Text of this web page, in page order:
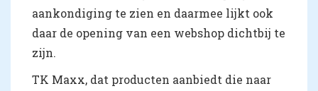
aankondiging te zien en daarmee lijkt ook
daar de opening van een webshop dichtbij te
zijn.
TK Maxx, dat producten aanbiedt die naar